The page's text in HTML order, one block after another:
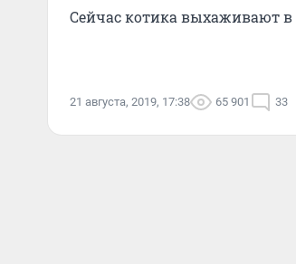
Сейчас котика выхаживают
21 августа, 2019, 17:38 65 901 33